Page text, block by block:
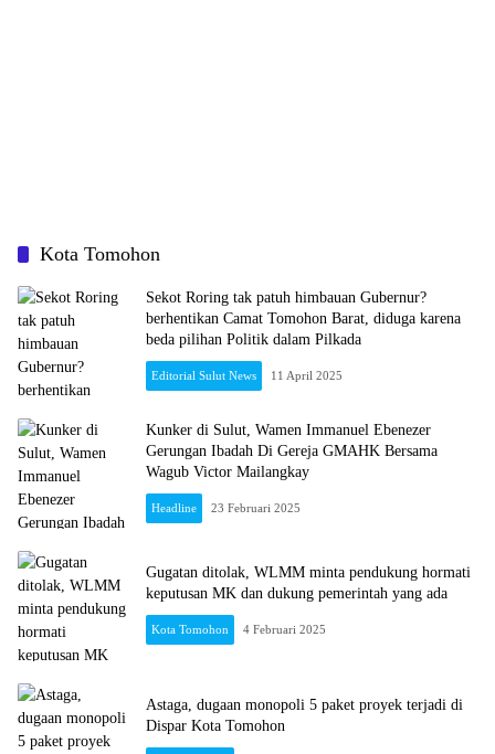
Kota Tomohon
Sekot Roring tak patuh himbauan Gubernur?
berhentikan Camat Tomohon Barat, diduga karena
beda pilihan Politik dalam Pilkada
Editorial Sulut News 11 April 2025
Kunker di Sulut, Wamen Immanuel Ebenezer
Gerungan Ibadah Di Gereja GMAHK Bersama
Wagub Victor Mailangkay
Headline 23 Februari 2025
Gugatan ditolak, WLMM minta pendukung hormati
keputusan MK dan dukung pemerintah yang ada
Kota Tomohon 4 Februari 2025
Astaga, dugaan monopoli 5 paket proyek terjadi di
Dispar Kota Tomohon